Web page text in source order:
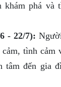
phá và
- 22/7):
tình cảm
tâm đến gia